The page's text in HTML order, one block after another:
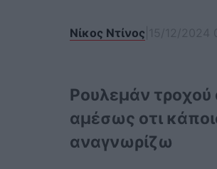
Νίκος Ντίνος
Ρουλεμάν τροχού
αμέσως οτι
αναγνωρίζω